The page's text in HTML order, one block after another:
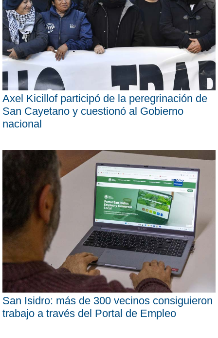
Axel Kicillof participó de la peregrinación de
San Cayetano y cuestionó al Gobierno
nacional
San Isidro: más de 300 vecinos consiguieron
trabajo a través del Portal de Empleo